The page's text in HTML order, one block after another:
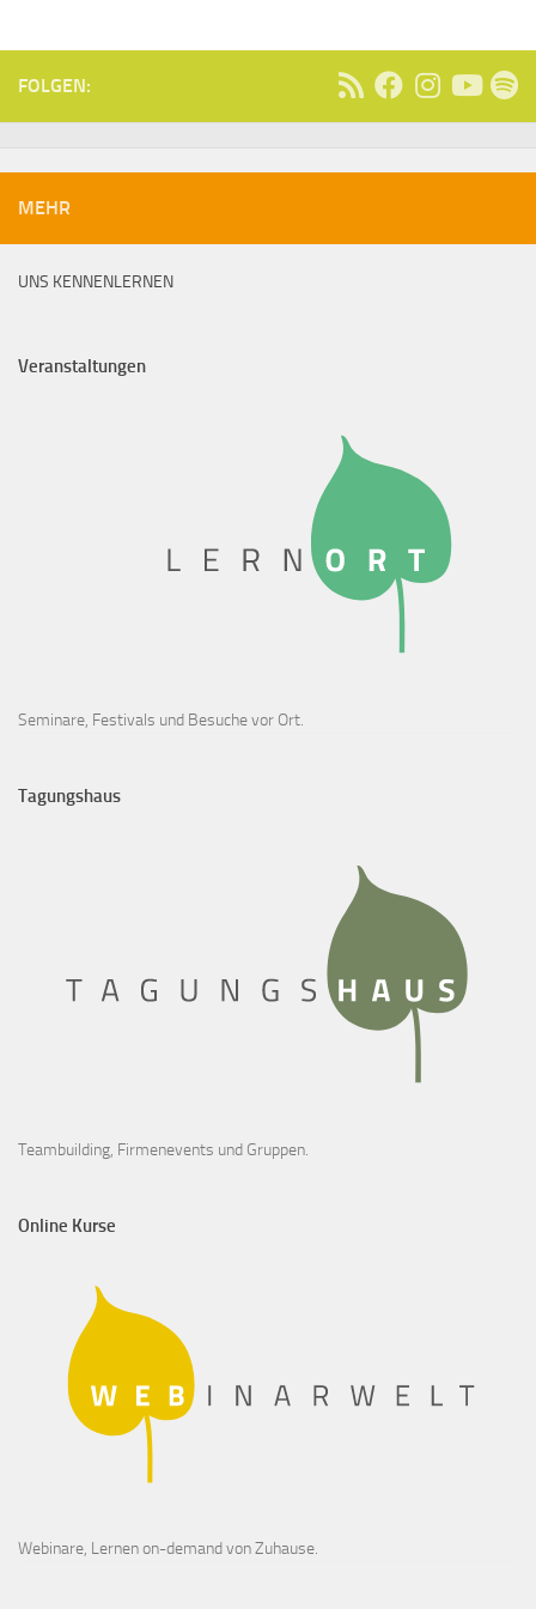
FOLGEN:
MEHR
UNS KENNENLERNEN
Veranstaltungen
Seminare, Festivals und Besuche vor Ort.
Tagungshaus
Teambuilding, Firmenevents und Gruppen.
Online Kurse
Webinare, Lernen on-demand von Zuhause.